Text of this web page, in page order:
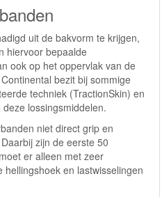
uit de bakvorm te krijgen,
hiervoor bepaalde
ook op het oppervlak van de
bezit bij sommige
techniek (TractionSkin) en
lossingsmiddelen.
niet direct grip en
zijn de eerste 50
er alleen met zeer
en lastwisselingen